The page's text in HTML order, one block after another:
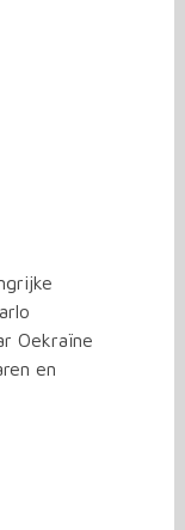
Oekraïne
en